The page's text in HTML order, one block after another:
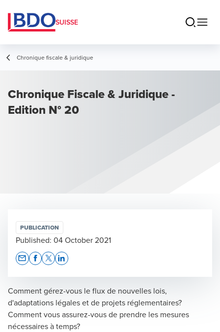
SUISSE
Chronique fiscale & juridique
Chronique Fiscale & Juridique -
Edition N° 20
Comment gérez-vous le flux de nouvelles lois,
d'adaptations légales et de projets réglementaires?
Comment vous assurez-vous de prendre les mesures
nécessaires à temps?
PUBLICATION
Published: 04 October 2021